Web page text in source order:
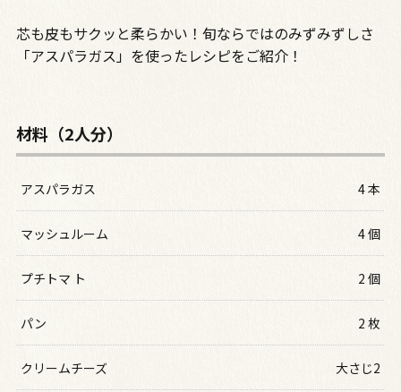
芯も皮もサクッと柔らかい！旬ならではのみずみずしさ
「アスパラガス」を使ったレシピをご紹介！
材料（2人分）
アスパラガス 4 本
マッシュルーム 4 個
プチトマ ト 2 個
パン 2 枚
クリームチーズ 大さじ2